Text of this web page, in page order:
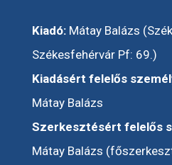
Kiadó:Mátay Balázs
Székesfehérvár Pf: 69.)
Kiadásért felelős
Mátay Balázs
Szerkesztésért felelős
Mátay Balázs